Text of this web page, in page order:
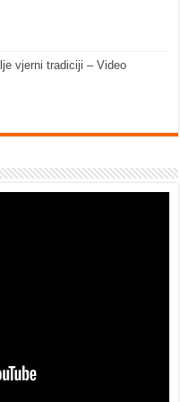
vjerni tradiciji – Video